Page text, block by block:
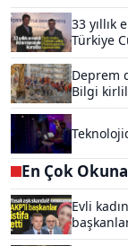
33 yıllık
Türkiye
Deprem
Bilgi
En Çok
Evli